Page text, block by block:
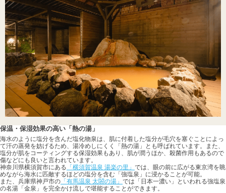
保温・保湿効果の高い「熱の湯」
海水のように塩分を含んだ塩化物泉は、肌に付着した塩分が毛穴を塞ぐことによっ
て汗の蒸発を妨げるため、湯冷めしにくく「熱の湯」とも呼ばれています。また、
塩分が肌をコーティングする保湿効果もあり、肌が潤うほか、殺菌作用もあるので
傷などにも良いと言われています。
神奈川県横須賀市にある 「横須賀温泉 湯楽の里」 では、眼の前に広がる東京湾を眺
めながら海水に匹敵するほどの塩分を含む「強塩泉」に浸かることが可能。
また、兵庫県神戸市の 「有馬温泉 太閤の湯」 では「日本一濃い」といわれる強塩泉
の名湯「金泉」を完全かけ流しで堪能することができます。